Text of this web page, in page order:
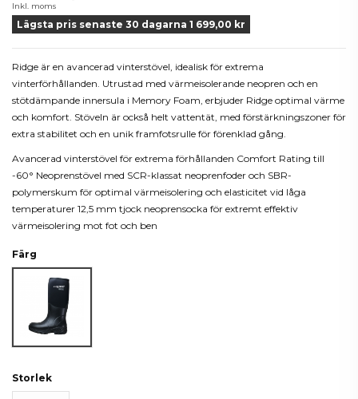
Inkl. moms
Lägsta pris senaste 30 dagarna 1 699,00 kr
Ridge är en avancerad vinterstövel, idealisk för extrema
vinterförhållanden. Utrustad med värmeisolerande neopren och en
stötdämpande innersula i Memory Foam, erbjuder Ridge optimal värme
och komfort. Stöveln är också helt vattentät, med förstärkningszoner för
extra stabilitet och en unik framfotsrulle för förenklad gång.
Avancerad vinterstövel för extrema förhållanden Comfort Rating till
-60° Neoprenstövel med SCR-klassat neoprenfoder och SBR-
polymerskum för optimal värmeisolering och elasticitet vid låga
temperaturer 12,5 mm tjock neoprensocka för extremt effektiv
värmeisolering mot fot och ben
Färg
Black
Storlek